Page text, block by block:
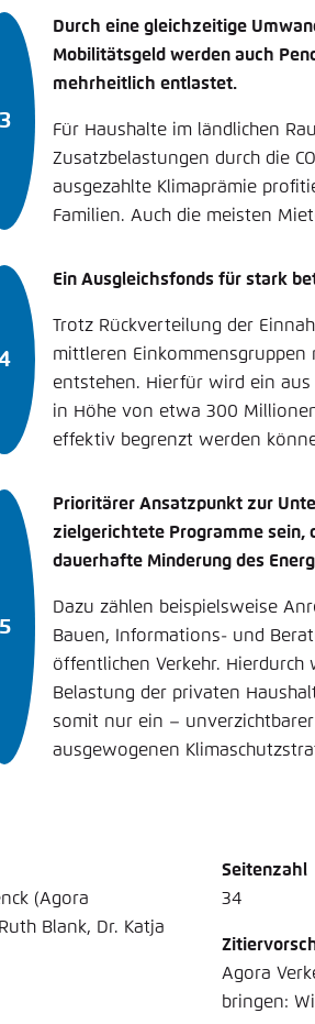
Durch eine gleichzeitige
Mobilitätsgeld werden auch
mehrheitlich entlastet.
Für Haushalte im ländlichen
Zusatzbelastungen durch die
ausgezahlte Klimaprämie
Familien. Auch die meisten
Ein Ausgleichsfonds für stark
Trotz Rückverteilung der
mittleren Einkommensgruppen
entstehen. Hierfür wird ein aus
in Höhe von etwa 300
effektiv begrenzt werden
Prioritärer Ansatzpunkt zur
zielgerichtete Programme sein,
dauerhafte Minderung des
Dazu zählen beispielsweise
Bauen, Informations- und
öffentlichen Verkehr.
Belastung der privaten
somit nur ein –
ausgewogenen
(Agora
Blank, Dr. Katja
Seitenzahl
34
Agora
bringen: